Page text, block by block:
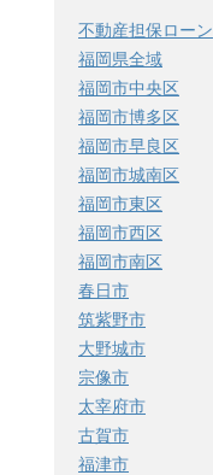
不動産担保ローン
福岡県全域
福岡市中央区
福岡市博多区
福岡市早良区
福岡市城南区
福岡市東区
福岡市西区
福岡市南区
春日市
筑紫野市
大野城市
宗像市
太宰府市
古賀市
福津市